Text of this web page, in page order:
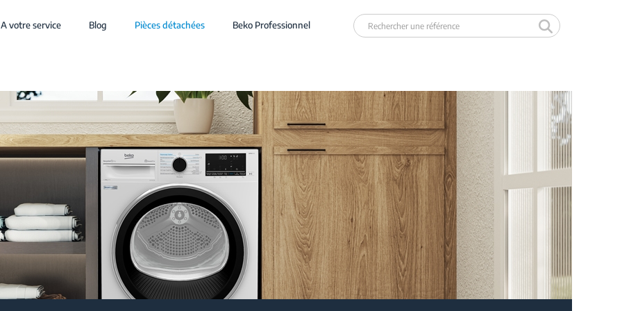
A votre service Blog Pièces détachées Beko Professionnel